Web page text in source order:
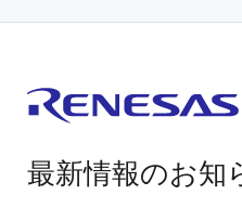
最新情報のお知